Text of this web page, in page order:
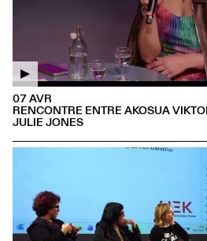
RENCONTRE ENTRE AKOSUA
JULIE JONES
07 AVR